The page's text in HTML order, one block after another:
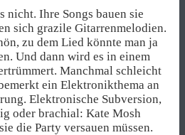
nicht. Ihre Songs bauen sie
sich grazile Gitarrenmelodien.
zu dem Lied könnte man ja
Und dann wird es in einem
Manchmal schleicht
ein Elektronikthema an
Elektronische Subversion,
oder brachial: Kate Mosh
die Party versauen müssen.